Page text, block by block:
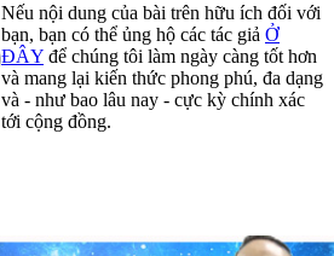
Nếu nội dung của bài trên hữu ích đối với
bạn, bạn có thể ủng hộ các tác giả Ở
ĐÂY để chúng tôi làm ngày càng tốt hơn
và mang lại kiến thức phong phú, đa dạng
và - như bao lâu nay - cực kỳ chính xác
tới cộng đồng.